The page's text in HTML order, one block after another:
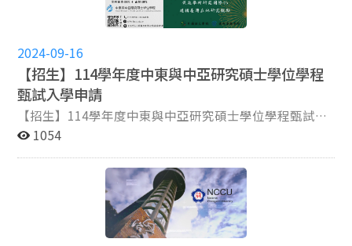
2024-09-16
【招生】114學年度中東與中亞研究碩士學位學程
甄試入學申請
【招生】114學年度中東與中亞研究碩士學位學程甄試入
學申請 1.招生名額:3名 2.考試項目 (1) 資料審查(50%) (2)
間：自113年10月1日上午9時起至10月15日中午12時
止。 （二）網路報名登錄資料期間：自113年10月1日上
午9時起至10月15日下午3時止。 4. 審查資料繳交截止: 以
網路上傳電子檔案，於 10 月 15 日下午 5:00 前上傳完
成，逾時不受理。 5. 面試時間：11 月 9 日（星期六）下
1054